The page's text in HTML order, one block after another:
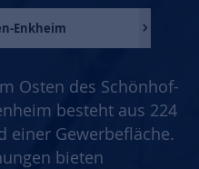
Enkheim
Osten des Schönhof-
besteht aus 224
einer Gewerbefläche.
bieten